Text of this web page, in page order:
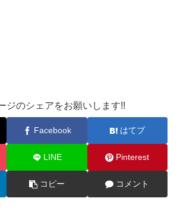
ジのシェアをお願いします!!
Facebook はてブ
LINE Pinterest
コピー コメント